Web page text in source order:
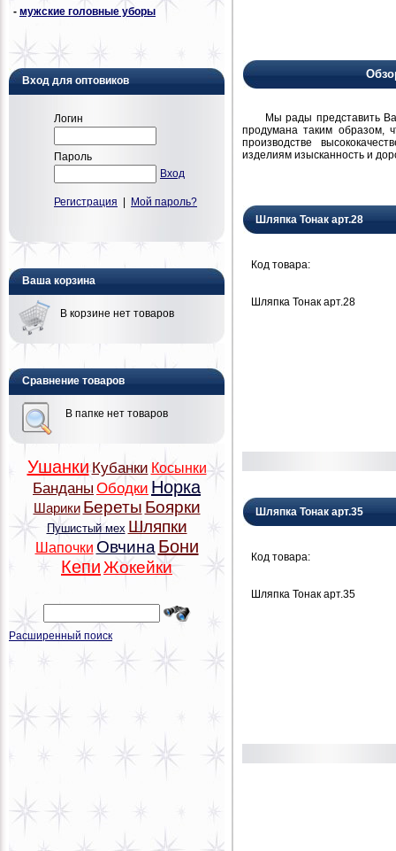
- мужские головные уборы
Вход для оптовиков
Логин
Пароль
Вход
Регистрация Мой пароль?
Ваша корзина
В корзине нет товаров
Сравнение товаров
В папке нет товаров
Ушанки Кубанки Косынки
Банданы Ободки Норка
Шарики Береты Боярки
Пушистый мех Шляпки
Шапочки Овчина Бони
Кепи Жокейки
Расширенный поиск
Мы рады представить Вам
продумана таким образом,
производстве
изделиям изысканность и
Шляпка Тонак арт.28
Код товара:
Шляпка Тонак арт.28
Шляпка Тонак арт.35
Код товара:
Шляпка Тонак арт.35